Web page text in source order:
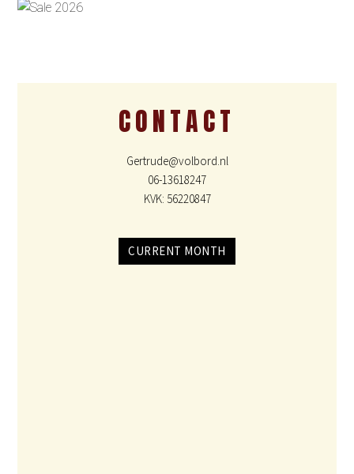
CONTACT
Gertrude@volbord.nl
06-13618247
KVK: 56220847
CURRENT MONTH